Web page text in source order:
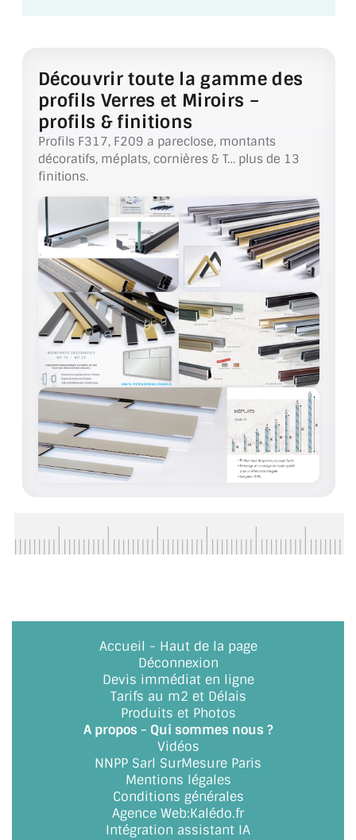
PAROI DE DOUCHE
VERRE FEUILLETÉ
VERRE ANTI-REFLET
VERRE LAQUÉ/CRÉDENCE
VERRE FEUILLETÉ/TREMPÉ
DALLE DE SOL EN VERRE
PORTE EN VERRE
GARDE CORPS EN VERRE
VERRIÈRE TYPE ATELIER
VERRES TEXTURÉS
PLEXIGLAS PMMA
DOUBLE VITRAGE
CATALOGUE DE PROFILS ET FIXATION DU
LES PROFILS PAROI DE VERRE
VITRINE EN VERRE
CONNECTEURS ET ASSEMBLAGE DE VERRES
PLATS ET CORNIÈRES
LES CHARNIÈRES DE PORTE EN VERRE
BOUTONS ET POIGNÉES
Découvrir toute la gamme des
profils Verres et Miroirs –
profils & finitions
Profils F317, F209 a pareclose, montants
décoratifs, méplats, cornières & T… plus de 13
finitions.
Accueil - Haut de la page
Déconnexion
Devis immédiat en ligne
Tarifs au m2 et Délais
Produits et Photos
A propos - Qui sommes nous ?
Vidéos
NNPP Sarl SurMesure Paris
Mentions légales
Conditions générales
Agence Web:Kalédo.fr
Intégration assistant IA